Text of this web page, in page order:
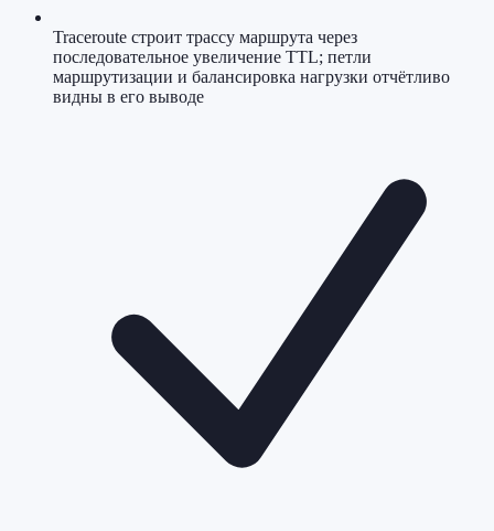
Traceroute строит трассу маршрута через
последовательное увеличение TTL; петли
маршрутизации и балансировка нагрузки отчётливо
видны в его выводе